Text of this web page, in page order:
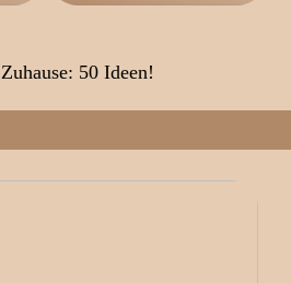
50 Ideen!